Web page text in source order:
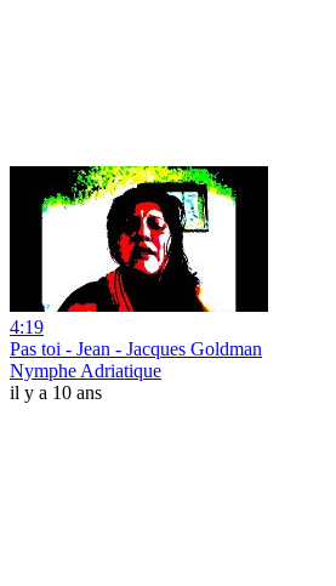
4:19
Pas toi - Jean - Jacques Goldman
Nymphe Adriatique
il y a 10 ans